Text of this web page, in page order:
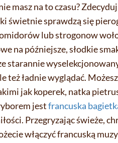
masz na to czasu?
świetnie sprawdzą się
lub strogonow
na późniejsze, słodkie
starannie
ładnie wyglądać.
jak koperek, natka
jestfrancuska
Przegryzając świeże,
włączyć francuską